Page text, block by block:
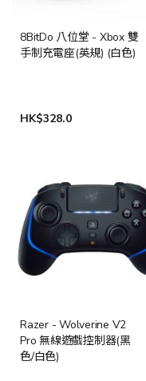
8BitDo 八位堂 - Xbox 雙
手制充電座(英規) (白色)
HK$328.0
Razer - Wolverine V2
Pro 無線遊戲控制器(黑
色/白色)